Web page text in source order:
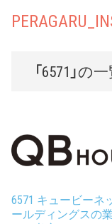
「6571」
6571 キュービーネ
ールディングスの